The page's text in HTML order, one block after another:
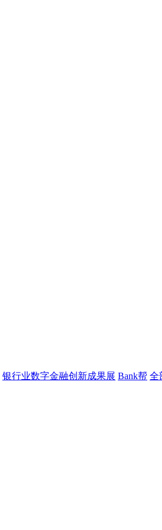
银行业数字金融创新成果展 Bank帮 全